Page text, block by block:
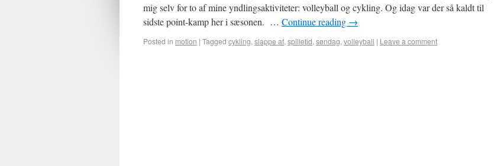
mig selv for to af mine yndlingsaktiviteter: volleyball og cykling. Og idag var der så kaldt til
sidste point-kamp her i sæsonen. … Continue reading →
Posted in motion | Tagged cykling, slappe af, spilletid, søndag, volleyball | Leave a comment